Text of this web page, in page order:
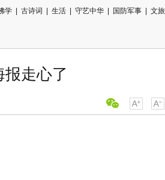
学 古诗词 生活 守艺中华 国防军事 文旅
走心了